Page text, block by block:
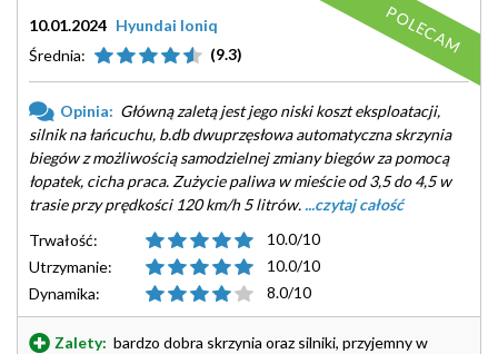
10.01.2024 Hyundai Ioniq
Średnia:
(9.3)
Opinia: Główną zaletą jest jego niski koszt eksploatacji,
silnik na łańcuchu, b.db dwuprzęsłowa automatyczna skrzynia
biegów z możliwością samodzielnej zmiany biegów za pomocą
łopatek, cicha praca. Zużycie paliwa w mieście od 3,5 do 4,5 w
trasie przy prędkości 120 km/h 5 litrów. ...czytaj całość
Trwałość:
10.0/10
Utrzymanie:
10.0/10
Dynamika:
8.0/10
Zalety: bardzo dobra skrzynia oraz silniki, przyjemny w
POLECAM